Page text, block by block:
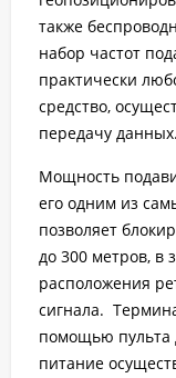
также
набор частот
практически
средство,
передачу данных.
Мощность
его одним из
позволяет
до 300 метров, в
расположения
сигнала.
помощью пульта
питание